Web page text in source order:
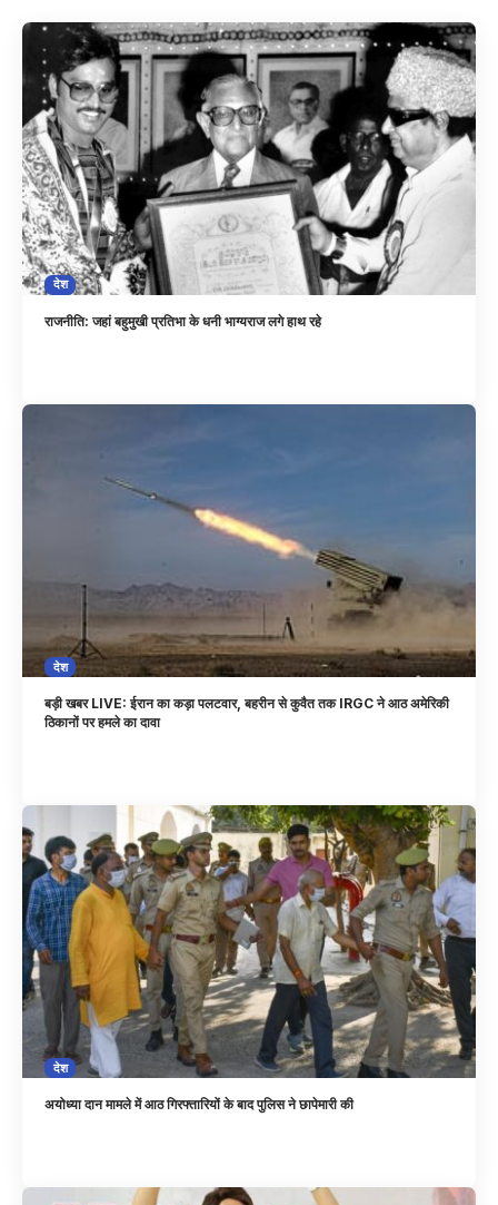
देश
राजनीति: जहां बहुमुखी प्रतिभा के धनी भाग्यराज लगे हाथ रहे
देश
बड़ी खबर LIVE: ईरान का कड़ा पलटवार, बहरीन से कुवैत तक IRGC ने आठ अमेरिकी
ठिकानों पर हमले का दावा
देश
अयोध्या दान मामले में आठ गिरफ्तारियों के बाद पुलिस ने छापेमारी की